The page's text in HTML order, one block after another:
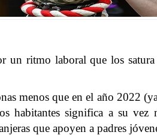
un ritmo laboral que los
menos que en el año 2022
habitantes significa a su vez
que apoyen a padres